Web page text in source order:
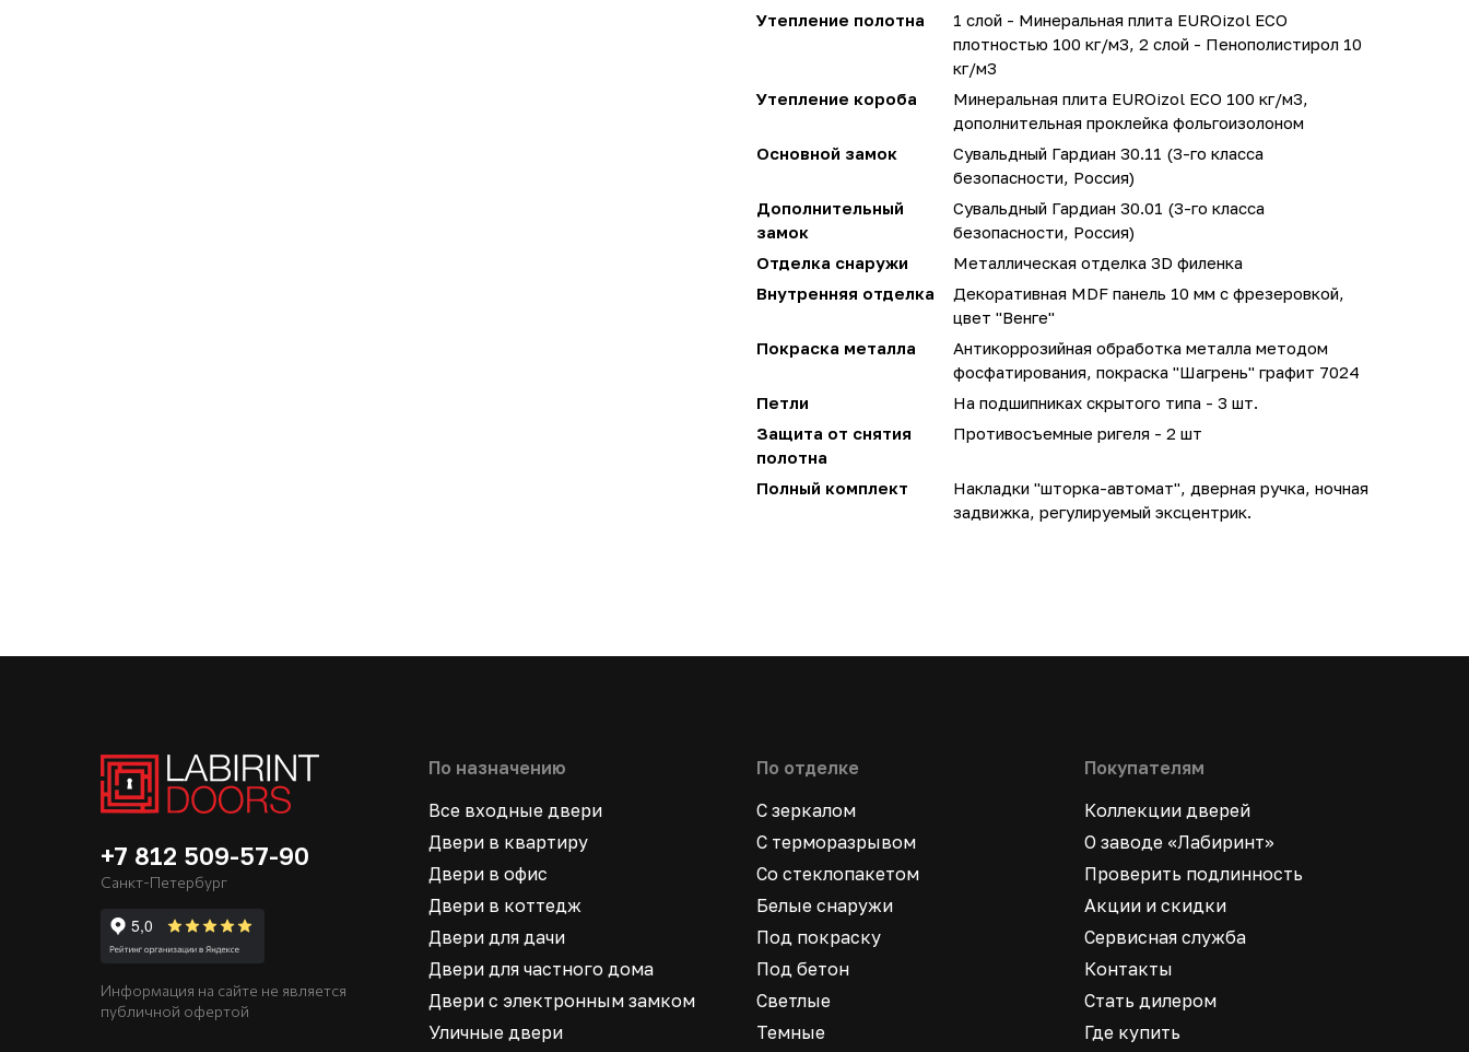
Утепление полотна
1 слой - Минеральная плита EUROizol ECO
плотностью 100 кг/м3, 2 слой - Пенополистирол 10
кг/м3
Утепление короба
Минеральная плита EUROizol ECO 100 кг/м3,
дополнительная проклейка фольгоизолоном
Основной замок
Сувальдный Гардиан 30.11 (3-го класса
безопасности, Россия)
Дополнительный
замок
Сувальдный Гардиан 30.01 (3-го класса
безопасности, Россия)
Отделка снаружи
Металлическая отделка 3D филенка
Внутренняя отделка
Декоративная MDF панель 10 мм с фрезеровкой,
цвет "Венге"
Покраска металла
Антикоррозийная обработка металла методом
фосфатирования, покраска "Шагрень" графит 7024
Петли
На подшипниках скрытого типа - 3 шт.
Защита от снятия
полотна
Противосъемные ригеля - 2 шт
Полный комплект
Накладки "шторка-автомат", дверная ручка, ночная
задвижка, регулируемый эксцентрик.
+7 812 509-57-90
Санкт-Петербург
Информация на сайте не является
публичной офертой
По назначению
Все входные двери
Двери в квартиру
Двери в офис
Двери в коттедж
Двери для дачи
Двери для частного дома
Двери с электронным замком
Уличные двери
По отделке
С зеркалом
С терморазрывом
Со стеклопакетом
Белые снаружи
Под покраску
Под бетон
Светлые
Темные
Покупателям
Коллекции дверей
О заводе «Лабиринт»
Проверить подлинность
Акции и скидки
Сервисная служба
Контакты
Стать дилером
Где купить